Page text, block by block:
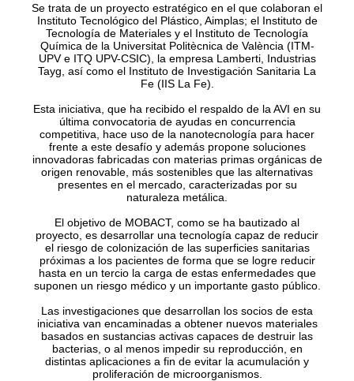
Se trata de un proyecto estratégico en el que colaboran el
Instituto Tecnológico del Plástico, Aimplas; el Instituto de
Tecnología de Materiales y el Instituto de Tecnología
Química de la Universitat Politècnica de València (ITM-
UPV e ITQ UPV-CSIC), la empresa Lamberti, Industrias
Tayg, así como el Instituto de Investigación Sanitaria La
Fe (IIS La Fe).
Esta iniciativa, que ha recibido el respaldo de la AVI en su
última convocatoria de ayudas en concurrencia
competitiva, hace uso de la nanotecnología para hacer
frente a este desafío y además propone soluciones
innovadoras fabricadas con materias primas orgánicas de
origen renovable, más sostenibles que las alternativas
presentes en el mercado, caracterizadas por su
naturaleza metálica.
El objetivo de MOBACT, como se ha bautizado al
proyecto, es desarrollar una tecnología capaz de reducir
el riesgo de colonización de las superficies sanitarias
próximas a los pacientes de forma que se logre reducir
hasta en un tercio la carga de estas enfermedades que
suponen un riesgo médico y un importante gasto público.
Las investigaciones que desarrollan los socios de esta
iniciativa van encaminadas a obtener nuevos materiales
basados en sustancias activas capaces de destruir las
bacterias, o al menos impedir su reproducción, en
distintas aplicaciones a fin de evitar la acumulación y
proliferación de microorganismos.